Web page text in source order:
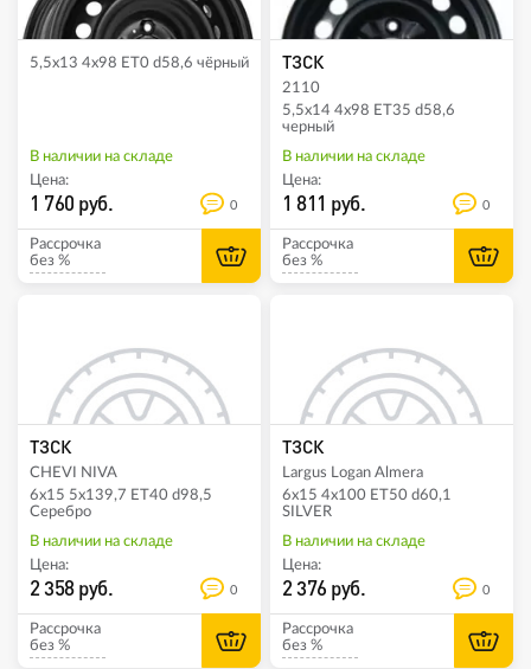
5,5x13 4x98 ET0 d58,6 чёрный
В наличии на складе
Цена:
1 760 руб. 0
Рассрочка
без %
ТЗСК
2110
5,5x14 4x98 ET35 d58,6
черный
В наличии на складе
Цена:
1 811 руб. 0
Рассрочка
без %
ТЗСК
CHEVI NIVA
6x15 5x139,7 ET40 d98,5
Серебро
В наличии на складе
Цена:
2 358 руб. 0
Рассрочка
без %
ТЗСК
Largus Logan Almera
6x15 4x100 ET50 d60,1
SILVER
В наличии на складе
Цена:
2 376 руб. 0
Рассрочка
без %